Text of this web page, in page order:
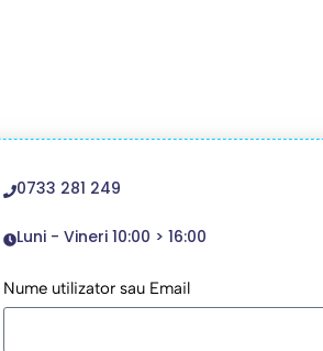
0733 281 249
Luni - Vineri 10:00 > 16:00
Nume utilizator sau Email